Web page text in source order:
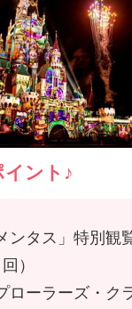
ント♪
ンタス」特別観
）
ローラーズ・ク